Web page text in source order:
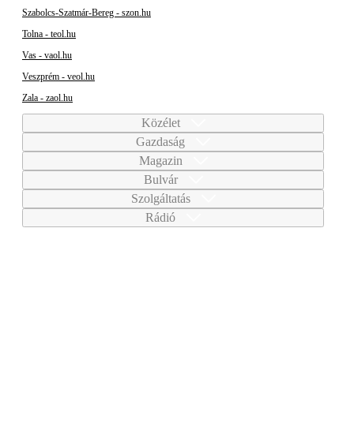
Szabolcs-Szatmár-Bereg - szon.hu
Tolna - teol.hu
Vas - vaol.hu
Veszprém - veol.hu
Zala - zaol.hu
Közélet
Gazdaság
Magazin
Bulvár
Szolgáltatás
Rádió